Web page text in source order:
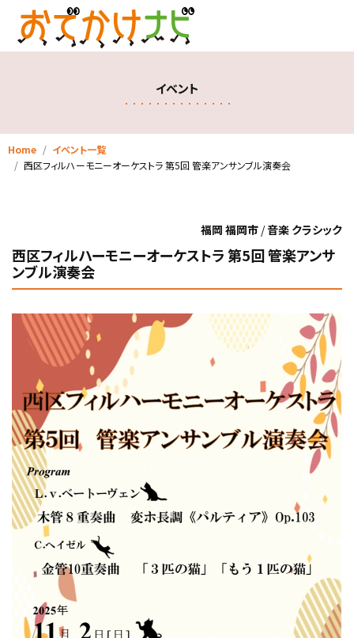
イベント
Home
イベント一覧
西区フィルハーモニーオーケストラ 第5回 管楽アンサンブル演奏会
福岡 福岡市 /音楽 クラシック
西区フィルハーモニーオーケストラ 第5回 管楽アンサ
ンブル演奏会